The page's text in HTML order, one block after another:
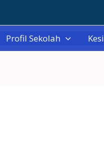
Profil Sekolah